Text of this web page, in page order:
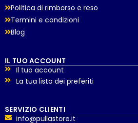
Politica di rimborso e reso
Termini e condizioni
Blog
IL TUO ACCOUNT
Il tuo account
La tua lista dei preferiti
SERVIZIO CLIENTI
info@pullastore.it